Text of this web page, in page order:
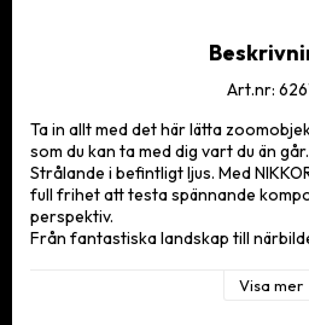
Art.nr:
Ta in allt med det här lätta
som du kan ta med dig vart du än
Strålande i befintligt ljus. Med
full frihet att testa spännande
perspektiv.
Från fantastiska landskap till
evenemang och kreativa reportage.
Visa mer